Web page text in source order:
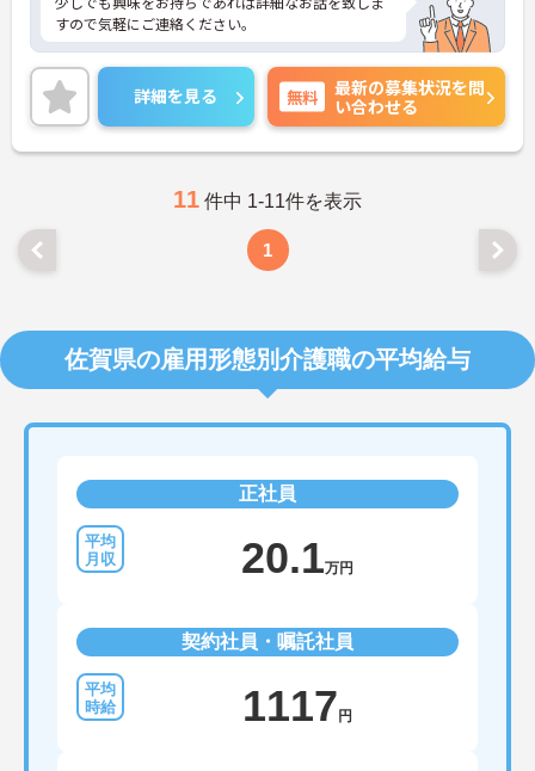
すので気軽にご連絡ください。
詳細を見る 無料
最新の募集状況を問
い合わせる
11 件中 1-11件を表示
1
佐賀県の雇用形態別介護職の平均給与
正社員
20.1万円
契約社員・嘱託社員
1117 円